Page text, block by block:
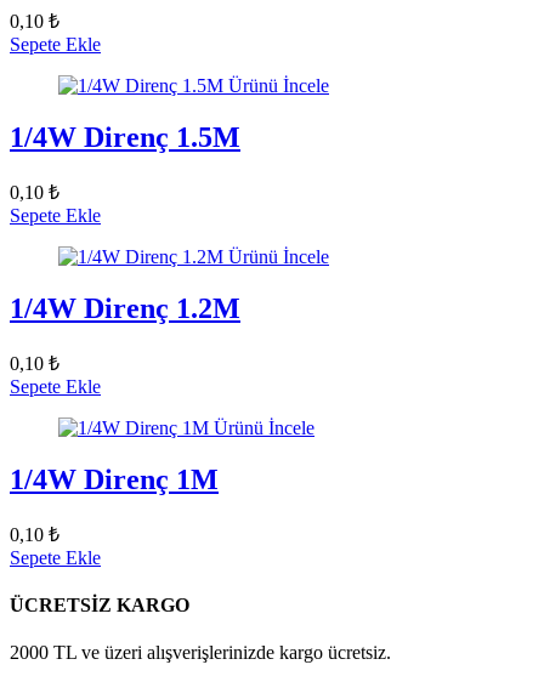
0,10 ₺
Sepete Ekle
Ürünü İncele
1/4W Direnç 1.5M
0,10 ₺
Sepete Ekle
Ürünü İncele
1/4W Direnç 1.2M
0,10 ₺
Sepete Ekle
Ürünü İncele
1/4W Direnç 1M
0,10 ₺
Sepete Ekle
ÜCRETSİZ KARGO
2000 TL ve üzeri alışverişlerinizde kargo ücretsiz.